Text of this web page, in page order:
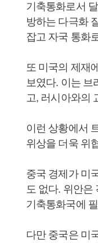
기축통화로서
방하는 다극화
잡고 자국 통화
또 미국의 제재
보였다. 이는 브
고, 러시아와의
이런 상황에서
위상을 더욱 위
중국 경제가 미
도 없다. 위안은
기축통화국에
다만 중국은 미